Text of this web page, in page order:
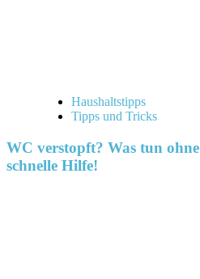
Haushaltstipps
Tipps und Tricks
WC verstopft? Was tun
schnelle Hilfe!